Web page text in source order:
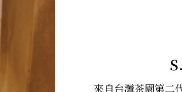
來自台灣茶園第二